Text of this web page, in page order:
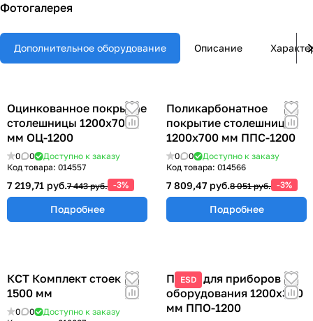
Фотогалерея
Дополнительное оборудование Описание
Оцинкованное покрытие
столешницы 1200х700
мм ОЦ-1200
0 0
Доступно к заказу
Код товара: 014557
7 219,71 руб.7 443 руб. -3%
Подробнее
Поликарбонатное
покрытие столешницы
1200х700 мм ППС-1200
0 0
Доступно к заказу
Код товара: 014566
7 809,47 руб.8 051 руб. -3%
Подробнее
КСТ Комплект стоек
1500 мм
0 0
Доступно к заказу
ESD
Полка для приборов и
оборудования 1200х300
мм ППО-1200